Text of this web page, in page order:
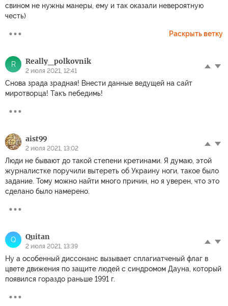
свином не нужны манеры, ему и так оказали невероятную
честь)
Раскрыть ветку
R Really_polkovnik
2 июля 2021, 12:41
Снова зрада зрадная! Внести данные ведущей на сайт
миротворца! Такъ пебедимь!
aist99
2 июля 2021, 13:02
Люди не бывают до такой степени кретинами. Я думаю, этой
журналистке поручили вытереть об Украину ноги, такое было
задание. Тому можно найти много причин, но я уверен, что это
сделано было намерено.
Q Quitan
2 июля 2021, 13:39
Ну а особенный диссонанс вызывает сплагиатченый флаг в
цвете движения по защите людей с синдромом Дауна, который
появился гораздо раньше 1991 г.